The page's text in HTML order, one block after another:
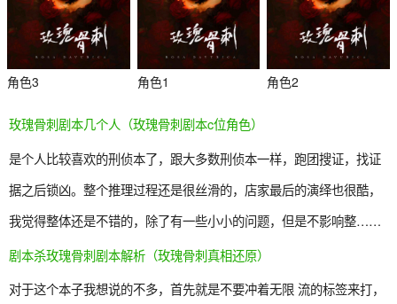
杀
角色3 角色1 角色2
玫瑰骨刺剧本几个人（玫瑰骨刺剧本c位角色）
是个人比较喜欢的刑侦本了，跟大多数刑侦本一样，跑团搜证，找证
据之后锁凶。整个推理过程还是很丝滑的，店家最后的演绎也很酷，
我觉得整体还是不错的，除了有一些小小的问题，但是不影响整……
剧本杀玫瑰骨刺剧本解析（玫瑰骨刺真相还原）
对于这个本子我想说的不多，首先就是不要冲着无限 流的标签来打，